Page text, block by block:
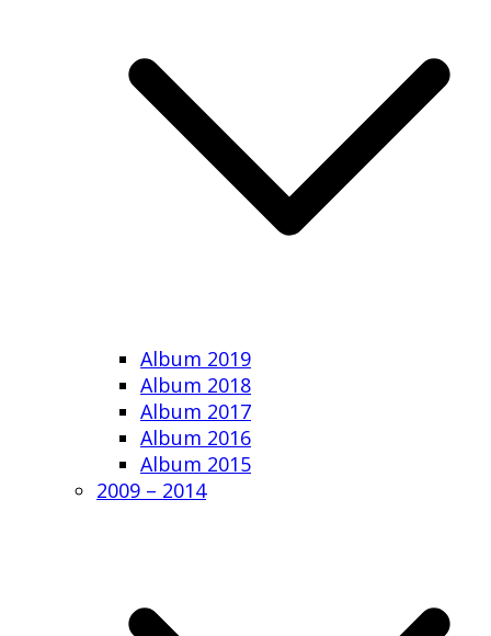
Album 2019
Album 2018
Album 2017
Album 2016
Album 2015
2009 – 2014